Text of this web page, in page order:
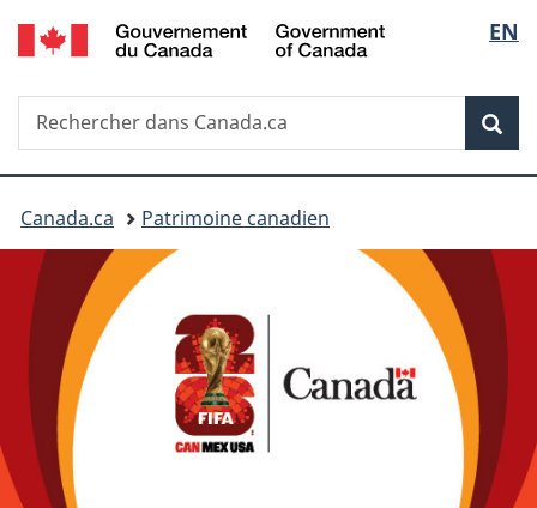
Passer
au
principal
Passer
à
version
simplifiée
de
la
EN
Recherche
Rechercher
dans
Vous
êtes
ici :
Canada.ca Patrimoine canadien